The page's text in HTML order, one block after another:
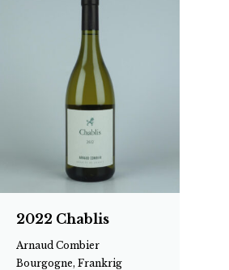
2022 Chablis
Arnaud Combier
Bourgogne, Frankrig